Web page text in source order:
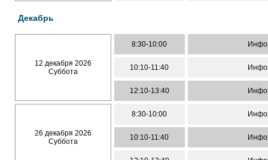
Декабрь
12 декабря 2026
Суббота
8:30-10:00
10:10-11:40
12:10-13:40
26 декабря 2026
Суббота
8:30-10:00
10:10-11:40